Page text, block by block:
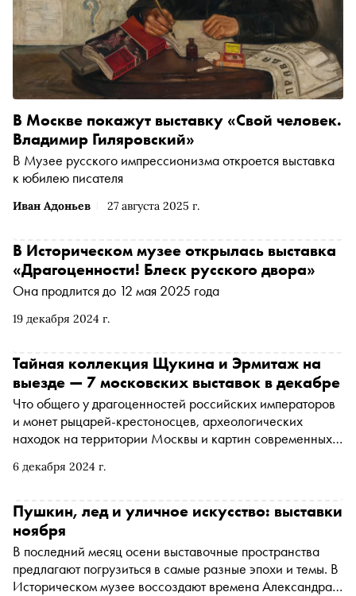
Иван Адоньев 27 августа 2025 г.
В Москве покажут выставку «Свой человек.
Владимир Гиляровский»
В Музее русского импрессионизма откроется выставка
к юбилею писателя
19 декабря 2024 г.
В Историческом музее открылась выставка
«Драгоценности! Блеск русского двора»
Она продлится до 12 мая 2025 года
6 декабря 2024 г.
Тайная коллекция Щукина и Эрмитаж на
выезде — 7 московских выставок в декабре
Что общего у драгоценностей российских императоров
и монет рыцарей-крестоносцев, археологических
находок на территории Москвы и картин современных
увидеть в декабре в музеях и выставочных залах
«Сноба»
Пушкин, лед и уличное искусство: выставки
ноября
В последний месяц осени выставочные пространства
предлагают погрузиться в самые разные эпохи и темы. В
Историческом музее воссоздают времена Александра